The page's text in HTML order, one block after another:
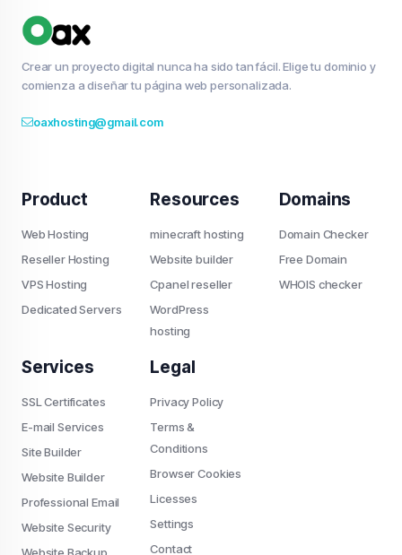
Crear un proyecto digital nunca ha sido tan fácil. Elige tu dominio y
comienza a diseñar tu página web personalizada.
oaxhosting@gmail.com
Product
Web Hosting
Reseller Hosting
VPS Hosting
Dedicated Servers
Resources
minecraft hosting
Website builder
Cpanel reseller
WordPress
hosting
Domains
Domain Checker
Free Domain
WHOIS checker
Services
SSL Certificates
E-mail Services
Site Builder
Website Builder
Professional Email
Website Security
Legal
Privacy Policy
Terms &
Conditions
Browser Cookies
Licesses
Settings
Contact